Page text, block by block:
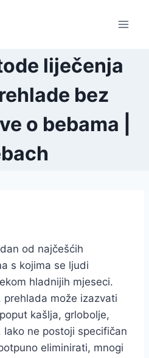
liječenja
bez
o bebama |
od najčešćih
s kojima se ljudi
hladnijih mjeseci.
prehlada može izazvati
kašlja, grlobolje,
Iako ne postoji specifičan
eliminirati, mnogi